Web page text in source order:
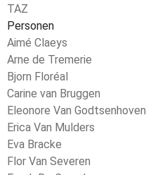
TAZ
Personen
Aimé Claeys
Arne de Tremerie
Bjorn Floréal
Carine van Bruggen
Eleonore Van Godtsenhoven
Erica Van Mulders
Eva Bracke
Flor Van Severen